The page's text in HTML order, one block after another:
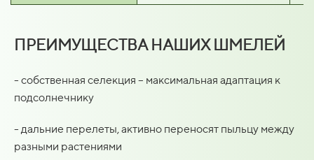
ПРЕИМУЩЕСТВА НАШИХ ШМЕЛЕЙ
- собственная селекция – максимальная адаптация к
подсолнечнику
- дальние перелеты, активно переносят пыльцу между
разными растениями